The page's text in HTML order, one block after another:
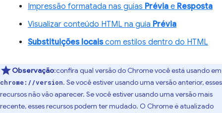
Impressão formatada nas guias Prévia e Resposta
Visualizar conteúdo HTML na guia Prévia
Substituições locaiscom estilos dentro do HTML
Observação:confira qual versão do Chrome você está usando em
chrome://version. Se você estiver usando uma versão anterior, esses
recursos não vão aparecer. Se você estiver usando uma versão mais
recente, esses recursos podem ter mudado. O Chrome é atualizado